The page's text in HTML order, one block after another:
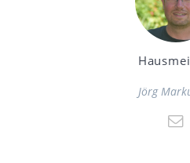
Jörg